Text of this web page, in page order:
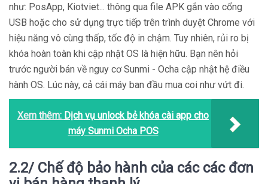
như: PosApp, Kiotviet... thông qua file APK gắn vào cổng
USB hoặc cho sử dụng trực tiếp trên trình duyệt Chrome với
hiệu năng vô cùng thấp, tốc độ in chậm. Tuy nhiên, rủi ro bị
khóa hoàn toàn khi cập nhật OS là hiện hữu. Bạn nên hỏi
trước người bán về nguy cơ Sunmi - Ocha cập nhật hệ điều
hành OS. Lúc này, cả cái máy ban đầu mua coi như vứt đi.
Xem thêm: Dịch vụ unlock bẻ khóa cài app cho
máy Sunmi Ocha POS
2.2/ Chế độ bảo hành của các các đơn